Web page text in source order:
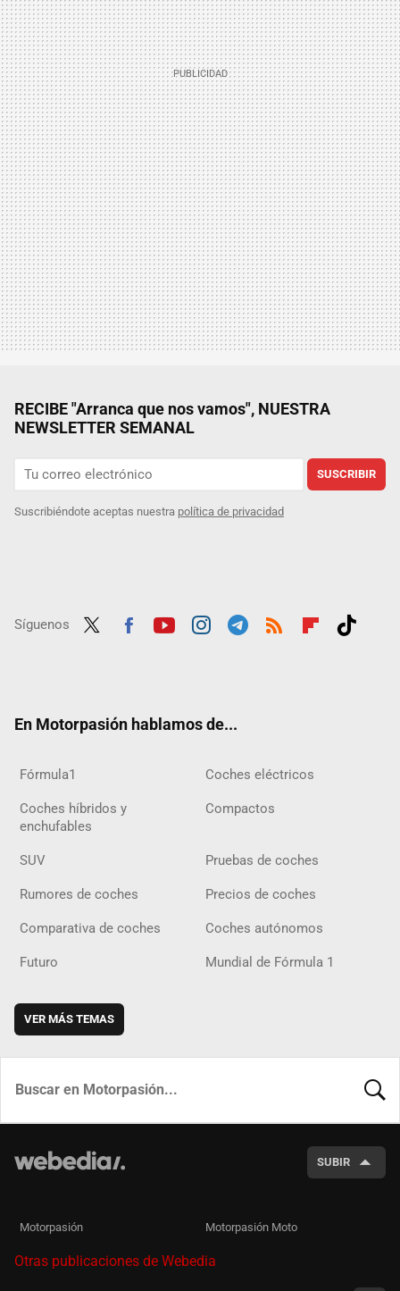
RECIBE "Arranca que nos vamos", NUESTRA
NEWSLETTER SEMANAL
SUSCRIBIR
Suscribiéndote aceptas nuestra política de privacidad
Síguenos
En Motorpasión hablamos de...
Fórmula1 Coches eléctricos
Coches híbridos y
enchufables
Compactos
SUV Pruebas de coches
Rumores de coches Precios de coches
Comparativa de coches Coches autónomos
Futuro Mundial de Fórmula 1
VER MÁS TEMAS
SUBIR
Motorpasión Motorpasión Moto
Otras publicaciones de Webedia